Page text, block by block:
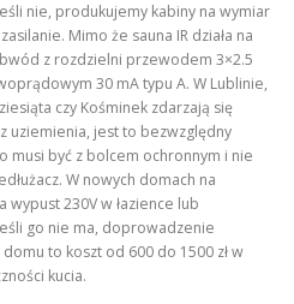
nie, produkujemy kabiny na wymiar
Mimo że sauna IR działa na
z rozdzielni przewodem 3×2.5
30 mA typu A. W Lublinie,
czy Kośminek zdarzają się
uziemienia, jest to bezwzględny
musi być z bolcem ochronnym i nie
W nowych domach na
230V w łazience lub
go nie ma, doprowadzenie
to koszt od 600 do 1500 zł w
kucia.